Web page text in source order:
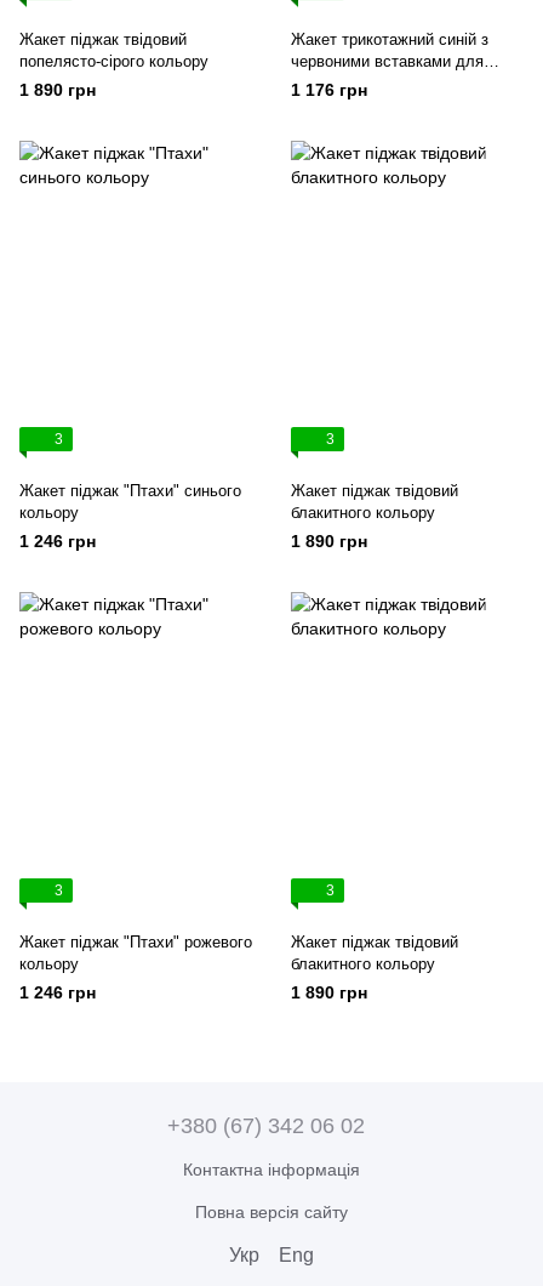
Жакет піджак твідовий
попелясто-сірого кольору
1 890 грн
Жакет трикотажний синій з
червоними вставками для
дівчинки
1 176 грн
3
Жакет піджак "Птахи" синього
кольору
1 246 грн
3
Жакет піджак твідовий
блакитного кольору
1 890 грн
3
Жакет піджак "Птахи" рожевого
кольору
1 246 грн
3
Жакет піджак твідовий
блакитного кольору
1 890 грн
+380 (67) 342 06 02
Контактна інформація
Повна версія сайту
Укр Eng